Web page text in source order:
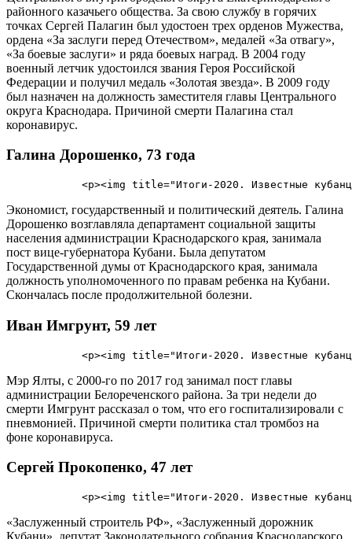
районного казачьего общества. За свою службу в горячих
точках Сергей Палагин был удостоен трех орденов Мужества,
ордена «За заслуги перед Отечеством», медалей «За отвагу»,
«За боевые заслуги» и ряда боевых наград. В 2004 году
военный летчик удостоился звания Героя Российской
Федерации и получил медаль «Золотая звезда». В 2009 году
был назначен на должность заместителя главы Центрального
округа Краснодара. Причиной смерти Палагина стал
коронавирус.
Галина Дорошенко, 73 года
Экономист, государственный и политический деятель. Галина
Дорошенко возглавляла департамент социальной защиты
населения администрации Краснодарского края, занимала
пост вице-губернатора Кубани. Была депутатом
Государственной думы от Краснодарского края, занимала
должность уполномоченного по правам ребенка на Кубани.
Скончалась после продолжительной болезни.
Иван Имгрунт, 59 лет
Мэр Ялты, с 2000-го по 2017 год занимал пост главы
администрации Белореченского района. За три недели до
смерти Имгрунт рассказал о том, что его госпитализировали с
пневмонией. Причиной смерти политика стал тромбоз на
фоне коронавируса.
Сергей Прокопенко, 47 лет
«Заслуженный строитель РФ», «Заслуженный дорожник
Кубани», депутат Законодательного собрания Краснодарского